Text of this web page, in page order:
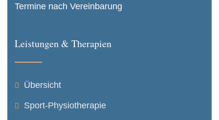
Termine nach Vereinbarung
Leistungen & Therapien
Übersicht
Sport-Physiotherapie